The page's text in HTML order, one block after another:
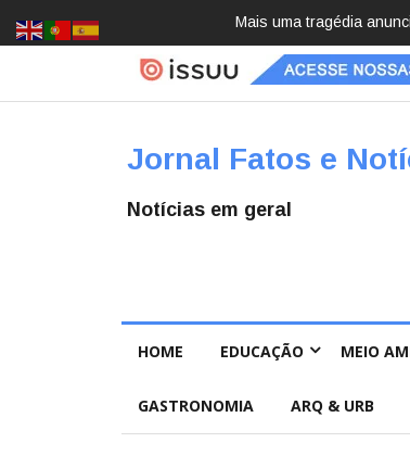
Mais uma tragédia anunciadaPai e filho
Jornal Fatos e
Notícias em geral
HOME EDUCAÇÃO MEIO
GASTRONOMIA ARQ & URB